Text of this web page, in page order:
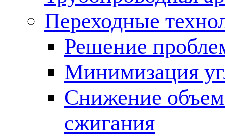
Переходные
Решение
Минимизация
Снижение
сжигания